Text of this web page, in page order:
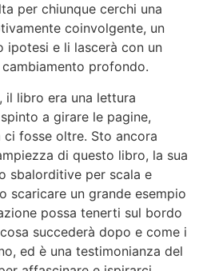
per chiunque cerchi una
coinvolgente, un
e li lascerà con un
profondo.
libro era una lettura
a girare le pagine,
fosse oltre. Sto ancora
di questo libro, la sua
sbalorditive per scala e
scaricare un grande esempio
possa tenerti sul bordo
succederà dopo e come i
ed è una testimonianza del